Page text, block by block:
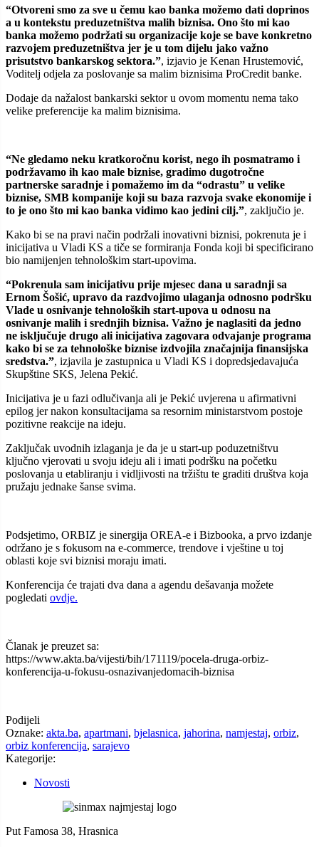
“Otvoreni smo za sve u čemu kao banka možemo dati doprinos
a u kontekstu preduzetništva malih biznisa. Ono što mi kao
banka možemo podržati su organizacije koje se bave konkretno
razvojem preduzetništva jer je u tom dijelu jako važno
prisutstvo bankarskog sektora.”, izjavio je Kenan Hrustemović,
Voditelj odjela za poslovanje sa malim biznisima ProCredit banke.
Dodaje da nažalost bankarski sektor u ovom momentu nema tako
velike preferencije ka malim biznisima.
“Ne gledamo neku kratkoročnu korist, nego ih posmatramo i
podržavamo ih kao male biznise, gradimo dugotročne
partnerske saradnje i pomažemo im da “odrastu” u velike
biznise, SMB kompanije koji su baza razvoja svake ekonomije i
to je ono što mi kao banka vidimo kao jedini cilj.”, zaključio je.
Kako bi se na pravi način podržali inovativni biznisi, pokrenuta je i
inicijativa u Vladi KS a tiče se formiranja Fonda koji bi specificirano
bio namijenjen tehnološkim start-upovima.
“Pokrenula sam inicijativu prije mjesec dana u saradnji sa
Ernom Šošić, upravo da razdvojimo ulaganja odnosno podršku
Vlade u osnivanje tehnoloških start-upova u odnosu na
osnivanje malih i srednjih biznisa. Važno je naglasiti da jedno
ne isključuje drugo ali inicijativa zagovara odvajanje programa
kako bi se za tehnološke biznise izdvojila značajnija finansijska
sredstva.”, izjavila je zastupnica u Vladi KS i dopredsjedavajuća
Skupštine SKS, Jelena Pekić.
Inicijativa je u fazi odlučivanja ali je Pekić uvjerena u afirmativni
epilog jer nakon konsultacijama sa resornim ministarstvom postoje
pozitivne reakcije na ideju.
Zaključak uvodnih izlaganja je da je u start-up poduzetništvu
ključno vjerovati u svoju ideju ali i imati podršku na početku
poslovanja u etabliranju i vidljivosti na tržištu te graditi društva koja
pružaju jednake šanse svima.
Podsjetimo, ORBIZ je sinergija OREA-e i Bizbooka, a prvo izdanje
održano je s fokusom na e-commerce, trendove i vještine u toj
oblasti koje svi biznisi moraju imati.
Konferencija će trajati dva dana a agendu dešavanja možete
pogledati ovdje.
Članak je preuzet sa:
https://www.akta.ba/vijesti/bih/171119/pocela-druga-orbiz-
konferencija-u-fokusu-osnazivanjedomacih-biznisa
Podijeli
Oznake: akta.ba, apartmani, bjelasnica, jahorina, namjestaj, orbiz,
orbiz konferencija, sarajevo
Kategorije:
Novosti
Put Famosa 38, Hrasnica